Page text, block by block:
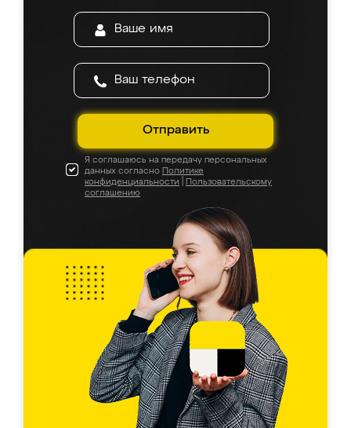
Отправить
Я соглашаюсь на передачу персональных
данных согласно Политике
конфиденциальности
Пользовательскому
соглашению